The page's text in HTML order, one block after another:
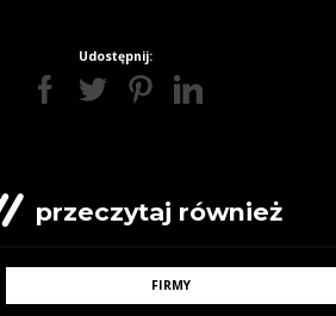
Udostępnij:
przeczytaj również
FIRMY